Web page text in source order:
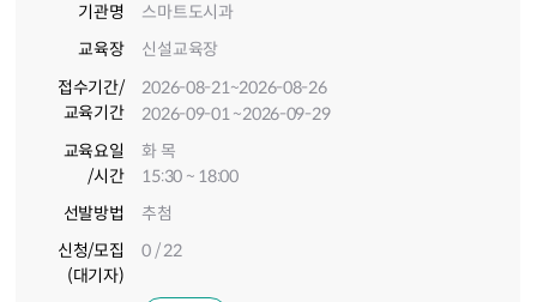
기관명
스마트도시과
교육장
신설교육장
접수기간/
교육기간
2026-08-21~2026-08-26
2026-09-01~2026-09-29
교육요일
/시간
화 목
15:30 ~ 18:00
선발방법
추첨
신청/모집
(대기자)
0 / 22